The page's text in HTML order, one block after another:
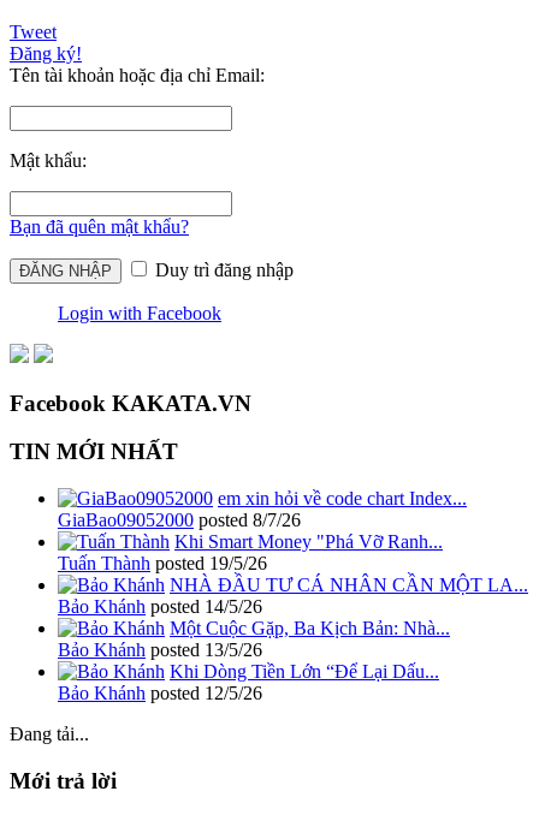
Tweet
Đăng ký!
Tên tài khoản hoặc địa chỉ Email:
Mật khẩu:
Bạn đã quên mật khẩu?
Duy trì đăng nhập
Login with Facebook
Facebook KAKATA.VN
TIN MỚI NHẤT
em xin hỏi về code chart Index...
GiaBao09052000 posted 8/7/26
Khi Smart Money "Phá Vỡ Ranh...
Tuấn Thành posted 19/5/26
NHÀ ĐẦU TƯ CÁ NHÂN CẦN MỘT LA...
Bảo Khánh posted 14/5/26
Một Cuộc Gặp, Ba Kịch Bản: Nhà...
Bảo Khánh posted 13/5/26
Khi Dòng Tiền Lớn “Để Lại Dấu...
Bảo Khánh posted 12/5/26
Đang tải...
Mới trả lời